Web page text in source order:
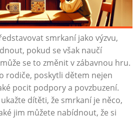
smrkaní jako výzvu,
pokud se však naučí
se to změnit v zábavnou hru.
rodiče, poskytli dětem nejen
pocit podpory a povzbuzení.
dítěti, že smrkaní je něco,
jim můžete nabídnout, že si